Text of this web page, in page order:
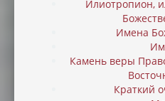
Илиотропион,
Имена
Камень веры
Краткий